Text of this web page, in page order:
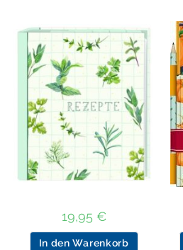
19,95 €
In den Warenkorb